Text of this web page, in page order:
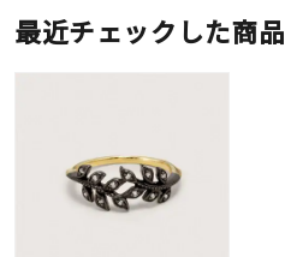
最近チェックした商品